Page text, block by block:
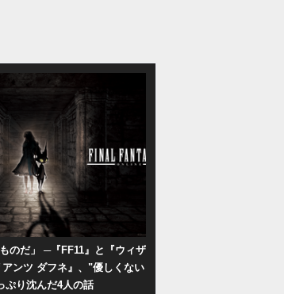
のだ」 ─『FF11』と『ウィザ
ンツ ダフネ』、"優しくない
ぷり沈んだ4人の話